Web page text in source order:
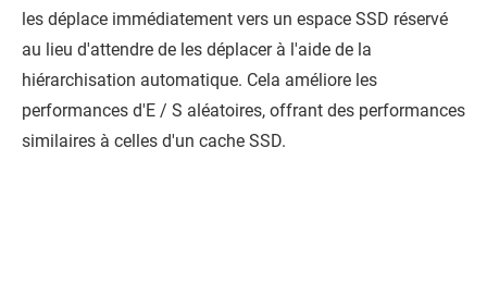
les déplace immédiatement vers un espace SSD réservé
au lieu d'attendre de les déplacer à l'aide de la
hiérarchisation automatique. Cela améliore les
performances d'E / S aléatoires, offrant des performances
similaires à celles d'un cache SSD.